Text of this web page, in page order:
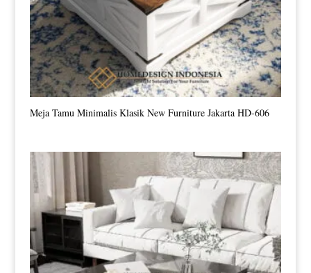
Meja Tamu Minimalis Klasik New Furniture Jakarta HD-606